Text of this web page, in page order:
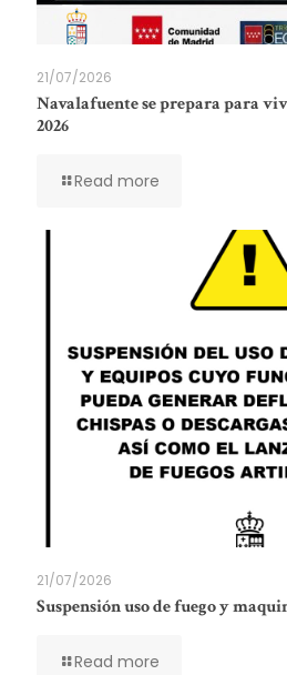
21/07/2026
Navalafuente se prepara para
2026
Read more
21/07/2026
Suspensión uso de fuego y
Read more